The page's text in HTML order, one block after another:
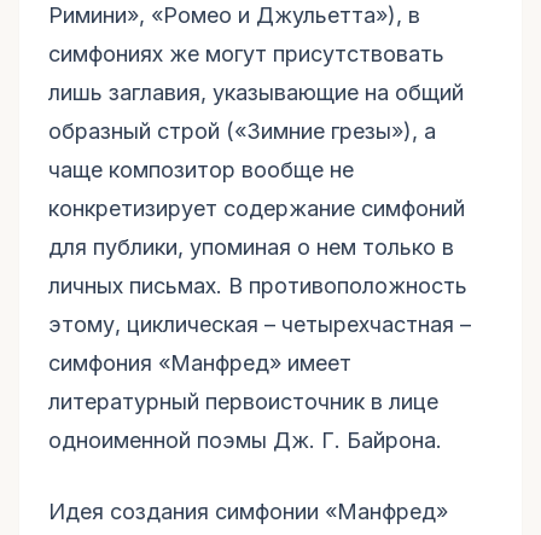
Римини», «Ромео и Джульетта»), в
симфониях же могут присутствовать
лишь заглавия, указывающие на общий
образный строй («Зимние грезы»), а
чаще композитор вообще не
конкретизирует содержание симфоний
для публики, упоминая о нем только в
личных письмах. В противоположность
этому, циклическая – четырехчастная –
симфония «Манфред» имеет
литературный первоисточник в лице
одноименной поэмы Дж. Г. Байрона.
Идея создания симфонии «Манфред»